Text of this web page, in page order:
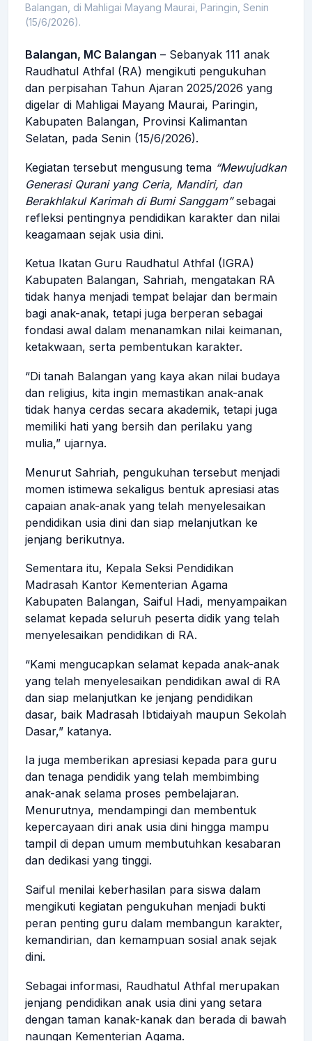
Balangan, di Mahligai Mayang Maurai, Paringin, Senin
(15/6/2026).
Balangan, MC Balangan – Sebanyak 111 anak
Raudhatul Athfal (RA) mengikuti pengukuhan
dan perpisahan Tahun Ajaran 2025/2026 yang
digelar di Mahligai Mayang Maurai, Paringin,
Kabupaten Balangan, Provinsi Kalimantan
Selatan, pada Senin (15/6/2026).
Kegiatan tersebut mengusung tema “Mewujudkan
Generasi Qurani yang Ceria, Mandiri, dan
Berakhlakul Karimah di Bumi Sanggam”sebagai
refleksi pentingnya pendidikan karakter dan nilai
keagamaan sejak usia dini.
Ketua Ikatan Guru Raudhatul Athfal (IGRA)
Kabupaten Balangan, Sahriah, mengatakan RA
tidak hanya menjadi tempat belajar dan bermain
bagi anak-anak, tetapi juga berperan sebagai
fondasi awal dalam menanamkan nilai keimanan,
ketakwaan, serta pembentukan karakter.
“Di tanah Balangan yang kaya akan nilai budaya
dan religius, kita ingin memastikan anak-anak
tidak hanya cerdas secara akademik, tetapi juga
memiliki hati yang bersih dan perilaku yang
mulia,” ujarnya.
Menurut Sahriah, pengukuhan tersebut menjadi
momen istimewa sekaligus bentuk apresiasi atas
capaian anak-anak yang telah menyelesaikan
pendidikan usia dini dan siap melanjutkan ke
jenjang berikutnya.
Sementara itu, Kepala Seksi Pendidikan
Madrasah Kantor Kementerian Agama
Kabupaten Balangan, Saiful Hadi, menyampaikan
selamat kepada seluruh peserta didik yang telah
menyelesaikan pendidikan di RA.
“Kami mengucapkan selamat kepada anak-anak
yang telah menyelesaikan pendidikan awal di RA
dan siap melanjutkan ke jenjang pendidikan
dasar, baik Madrasah Ibtidaiyah maupun Sekolah
Dasar,” katanya.
Ia juga memberikan apresiasi kepada para guru
dan tenaga pendidik yang telah membimbing
anak-anak selama proses pembelajaran.
Menurutnya, mendampingi dan membentuk
kepercayaan diri anak usia dini hingga mampu
tampil di depan umum membutuhkan kesabaran
dan dedikasi yang tinggi.
Saiful menilai keberhasilan para siswa dalam
mengikuti kegiatan pengukuhan menjadi bukti
peran penting guru dalam membangun karakter,
kemandirian, dan kemampuan sosial anak sejak
dini.
Sebagai informasi, Raudhatul Athfal merupakan
jenjang pendidikan anak usia dini yang setara
dengan taman kanak-kanak dan berada di bawah
naungan Kementerian Agama.